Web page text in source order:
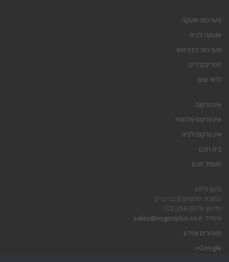
מערכות אזעקה
אזעקה לבית
מערכות כיבוי אש
ספרינקלרים
גלאי עשן
אינטרקום
אינטרקום אלחוטי
אינטרקום לבית
בית חכם
חשמל חכם
מיגון פלוס
כתובת: שלומים 8 בני ברק
טלפון: 072-256-9079
אימייל: sales@migonplus.co.il
מאמרים ומידע
Google+